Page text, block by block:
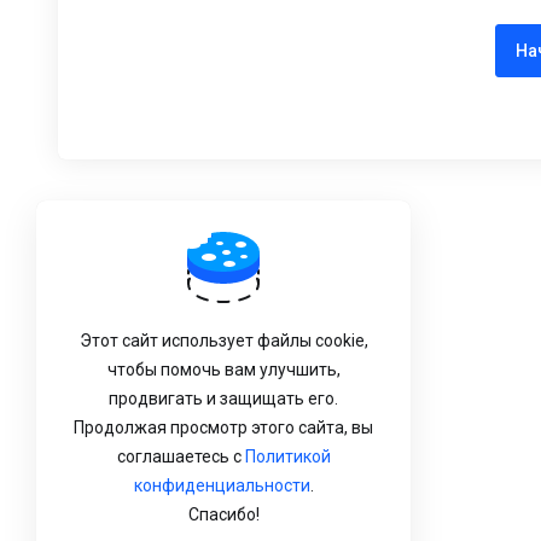
Этот сайт использует файлы cookie,
чтобы помочь вам улучшить,
продвигать и защищать его.
Продолжая просмотр этого сайта, вы
соглашаетесь с Политикой
конфиденциальности
Спасибо!